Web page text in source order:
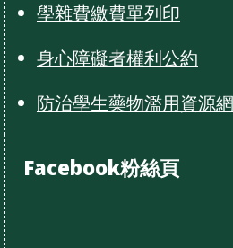
學雜費繳費單列印
身心障礙者權利公約
防治學生藥物濫用資源網
Facebook粉絲頁